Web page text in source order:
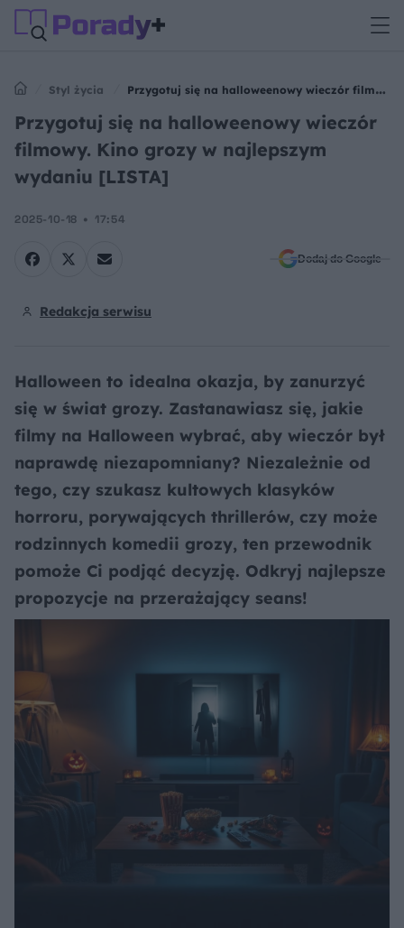
Styl życia
Przygotuj się na halloweenowy wieczór filmowy.
Kino grozy w najlepszym wydaniu [LISTA]
Przygotuj się na halloweenowy wieczór
filmowy. Kino grozy w najlepszym
wydaniu [LISTA]
2025-10-18 17:54
Dodaj do Google
Redakcja serwisu
Halloween to idealna okazja, by zanurzyć
się w świat grozy. Zastanawiasz się, jakie
filmy na Halloween wybrać, aby wieczór był
naprawdę niezapomniany? Niezależnie od
tego, czy szukasz kultowych klasyków
horroru, porywających thrillerów, czy może
rodzinnych komedii grozy, ten przewodnik
pomoże Ci podjąć decyzję. Odkryj najlepsze
propozycje na przerażający seans!